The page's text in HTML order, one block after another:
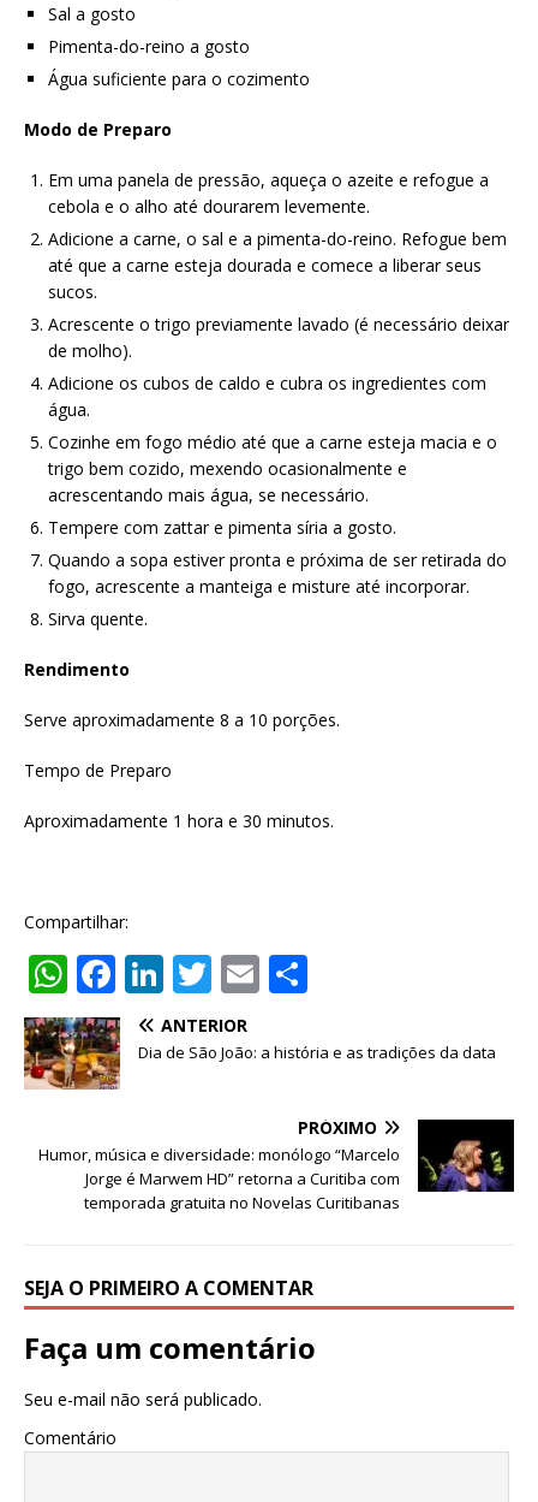
Sal a gosto
Pimenta-do-reino a gosto
Água suficiente para o cozimento
Modo de Preparo
Em uma panela de pressão, aqueça o azeite e refogue a
cebola e o alho até dourarem levemente.
Adicione a carne, o sal e a pimenta-do-reino. Refogue bem
até que a carne esteja dourada e comece a liberar seus
sucos.
Acrescente o trigo previamente lavado (é necessário deixar
de molho).
Adicione os cubos de caldo e cubra os ingredientes com
água.
Cozinhe em fogo médio até que a carne esteja macia e o
trigo bem cozido, mexendo ocasionalmente e
acrescentando mais água, se necessário.
Tempere com zattar e pimenta síria a gosto.
Quando a sopa estiver pronta e próxima de ser retirada do
fogo, acrescente a manteiga e misture até incorporar.
Sirva quente.
Rendimento
Serve aproximadamente 8 a 10 porções.
Tempo de Preparo
Aproximadamente 1 hora e 30 minutos.
Compartilhar:
W
h
at
s
p
p
F
a
c
e
o
o
Li
n
k
n
T
w
it
E
ai ar
ANTERIOR
Dia de São João: a história e as tradições da data
PRÓXIMO
Humor, música e diversidade: monólogo “Marcelo
Jorge é Marwem HD” retorna a Curitiba com
temporada gratuita no Novelas Curitibanas
SEJA O PRIMEIRO A COMENTAR
Faça um comentário
Seu e-mail não será publicado.
Comentário